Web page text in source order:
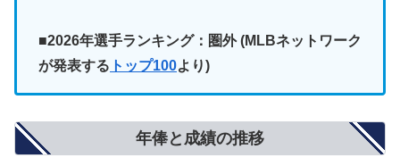
■2026年選手ランキング：圏外(MLBネットワーク
が発表する トップ100より)
年俸と成績の推移